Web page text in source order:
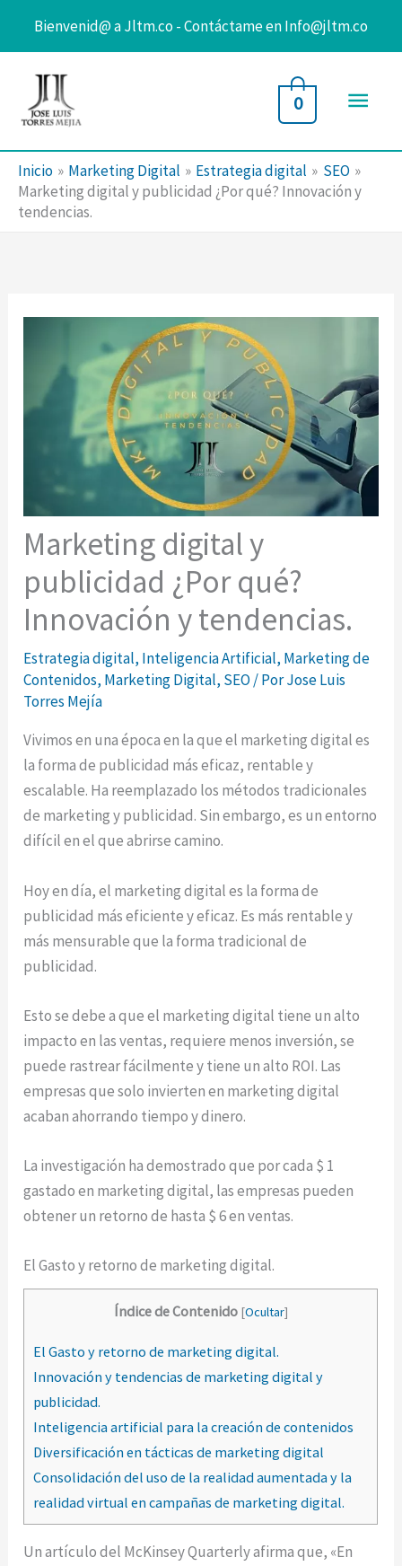
Bienvenid@ a Jltm.co - Contáctame en Info@jltm.co
contenido
0
Inicio Marketing Digital Estrategia digital
SEO
Marketing digital y publicidad ¿Por qué? Innovación y
tendencias.
Marketing digital y
publicidad ¿Por qué?
Innovación y tendencias.
Estrategia digital, Inteligencia Artificial, Marketing de
Contenidos, Marketing Digital, SEO / PorJose Luis
Torres Mejía
Vivimos en una época en la que el marketing digital es
la forma de publicidad más eficaz, rentable y
escalable. Ha reemplazado los métodos tradicionales
de marketing y publicidad. Sin embargo, es un entorno
difícil en el que abrirse camino.
Hoy en día, el marketing digital es la forma de
publicidad más eficiente y eficaz. Es más rentable y
más mensurable que la forma tradicional de
publicidad.
Esto se debe a que el marketing digital tiene un alto
impacto en las ventas, requiere menos inversión, se
puede rastrear fácilmente y tiene un alto ROI. Las
empresas que solo invierten en marketing digital
acaban ahorrando tiempo y dinero.
La investigación ha demostrado que por cada $ 1
gastado en marketing digital, las empresas pueden
obtener un retorno de hasta $ 6 en ventas.
El Gasto y retorno de marketing digital.
Índice de Contenido [Ocultar]
El Gasto y retorno de marketing digital.
Innovación y tendencias de marketing digital y
publicidad.
Inteligencia artificial para la creación de contenidos
Diversificación en tácticas de marketing digital
Consolidación del uso de la realidad aumentada y la
realidad virtual en campañas de marketing digital.
Un artículo del McKinsey Quarterly afirma que, «En